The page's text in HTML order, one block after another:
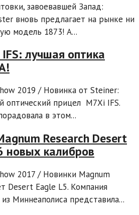
завоевавшей Запад:
вновь предлагает на рынке ни
модель 1873! A...
лучшая оптика
2019 / Новинка от Steiner:
оптический прицел M7Xi IFS.
в этом...
Research Desert
новых калибров
2017 / Новинки Magnum
Desert Eagle L5. Компания
Миннеаполиса представила...